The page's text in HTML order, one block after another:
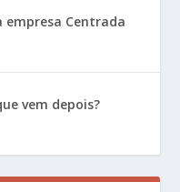
empresa Centrada
vem depois?